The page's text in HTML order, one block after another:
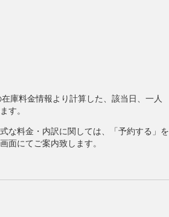
庫料金情報より計算した、該当日、一人
す。
な料金・内訳に関しては、「予約する」を
面にてご案内致します。